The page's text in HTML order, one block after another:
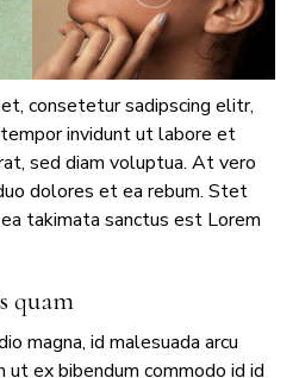
consetetur sadipscing elitr,
invidunt ut labore et
sed diam voluptua. At vero
dolores et ea rebum. Stet
takimata sanctus est Lorem
quam
magna, id malesuada arcu
ut ex bibendum commodo id id